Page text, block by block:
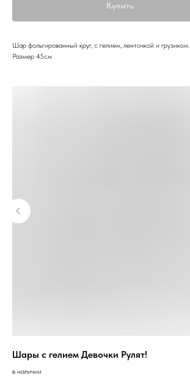
Купить
Шар фольгированный круг, с гелием, ленточкой и грузиком.
Размер 45см
Шары с гелием Девочки Рулят!
в наличии